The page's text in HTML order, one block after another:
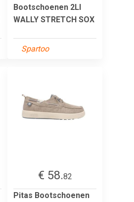
Bootschoenen 2LI
WALLY STRETCH SOX
Spartoo
€ 58.82
Pitas Bootschoenen